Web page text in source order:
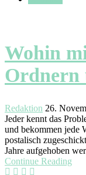
Wohin
Ordnern
Redaktion 26.
Jeder kennt das
und bekommen jede
postalisch
Jahre aufgehoben
Continue Reading